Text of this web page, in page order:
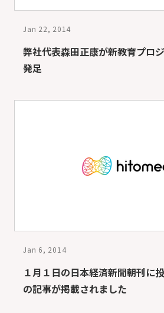
Jan 22, 2014
弊社代表森田正康が新教育プロ
発足
Jan 6, 2014
１月１日の日本経済新聞朝刊に
の記事が掲載されました